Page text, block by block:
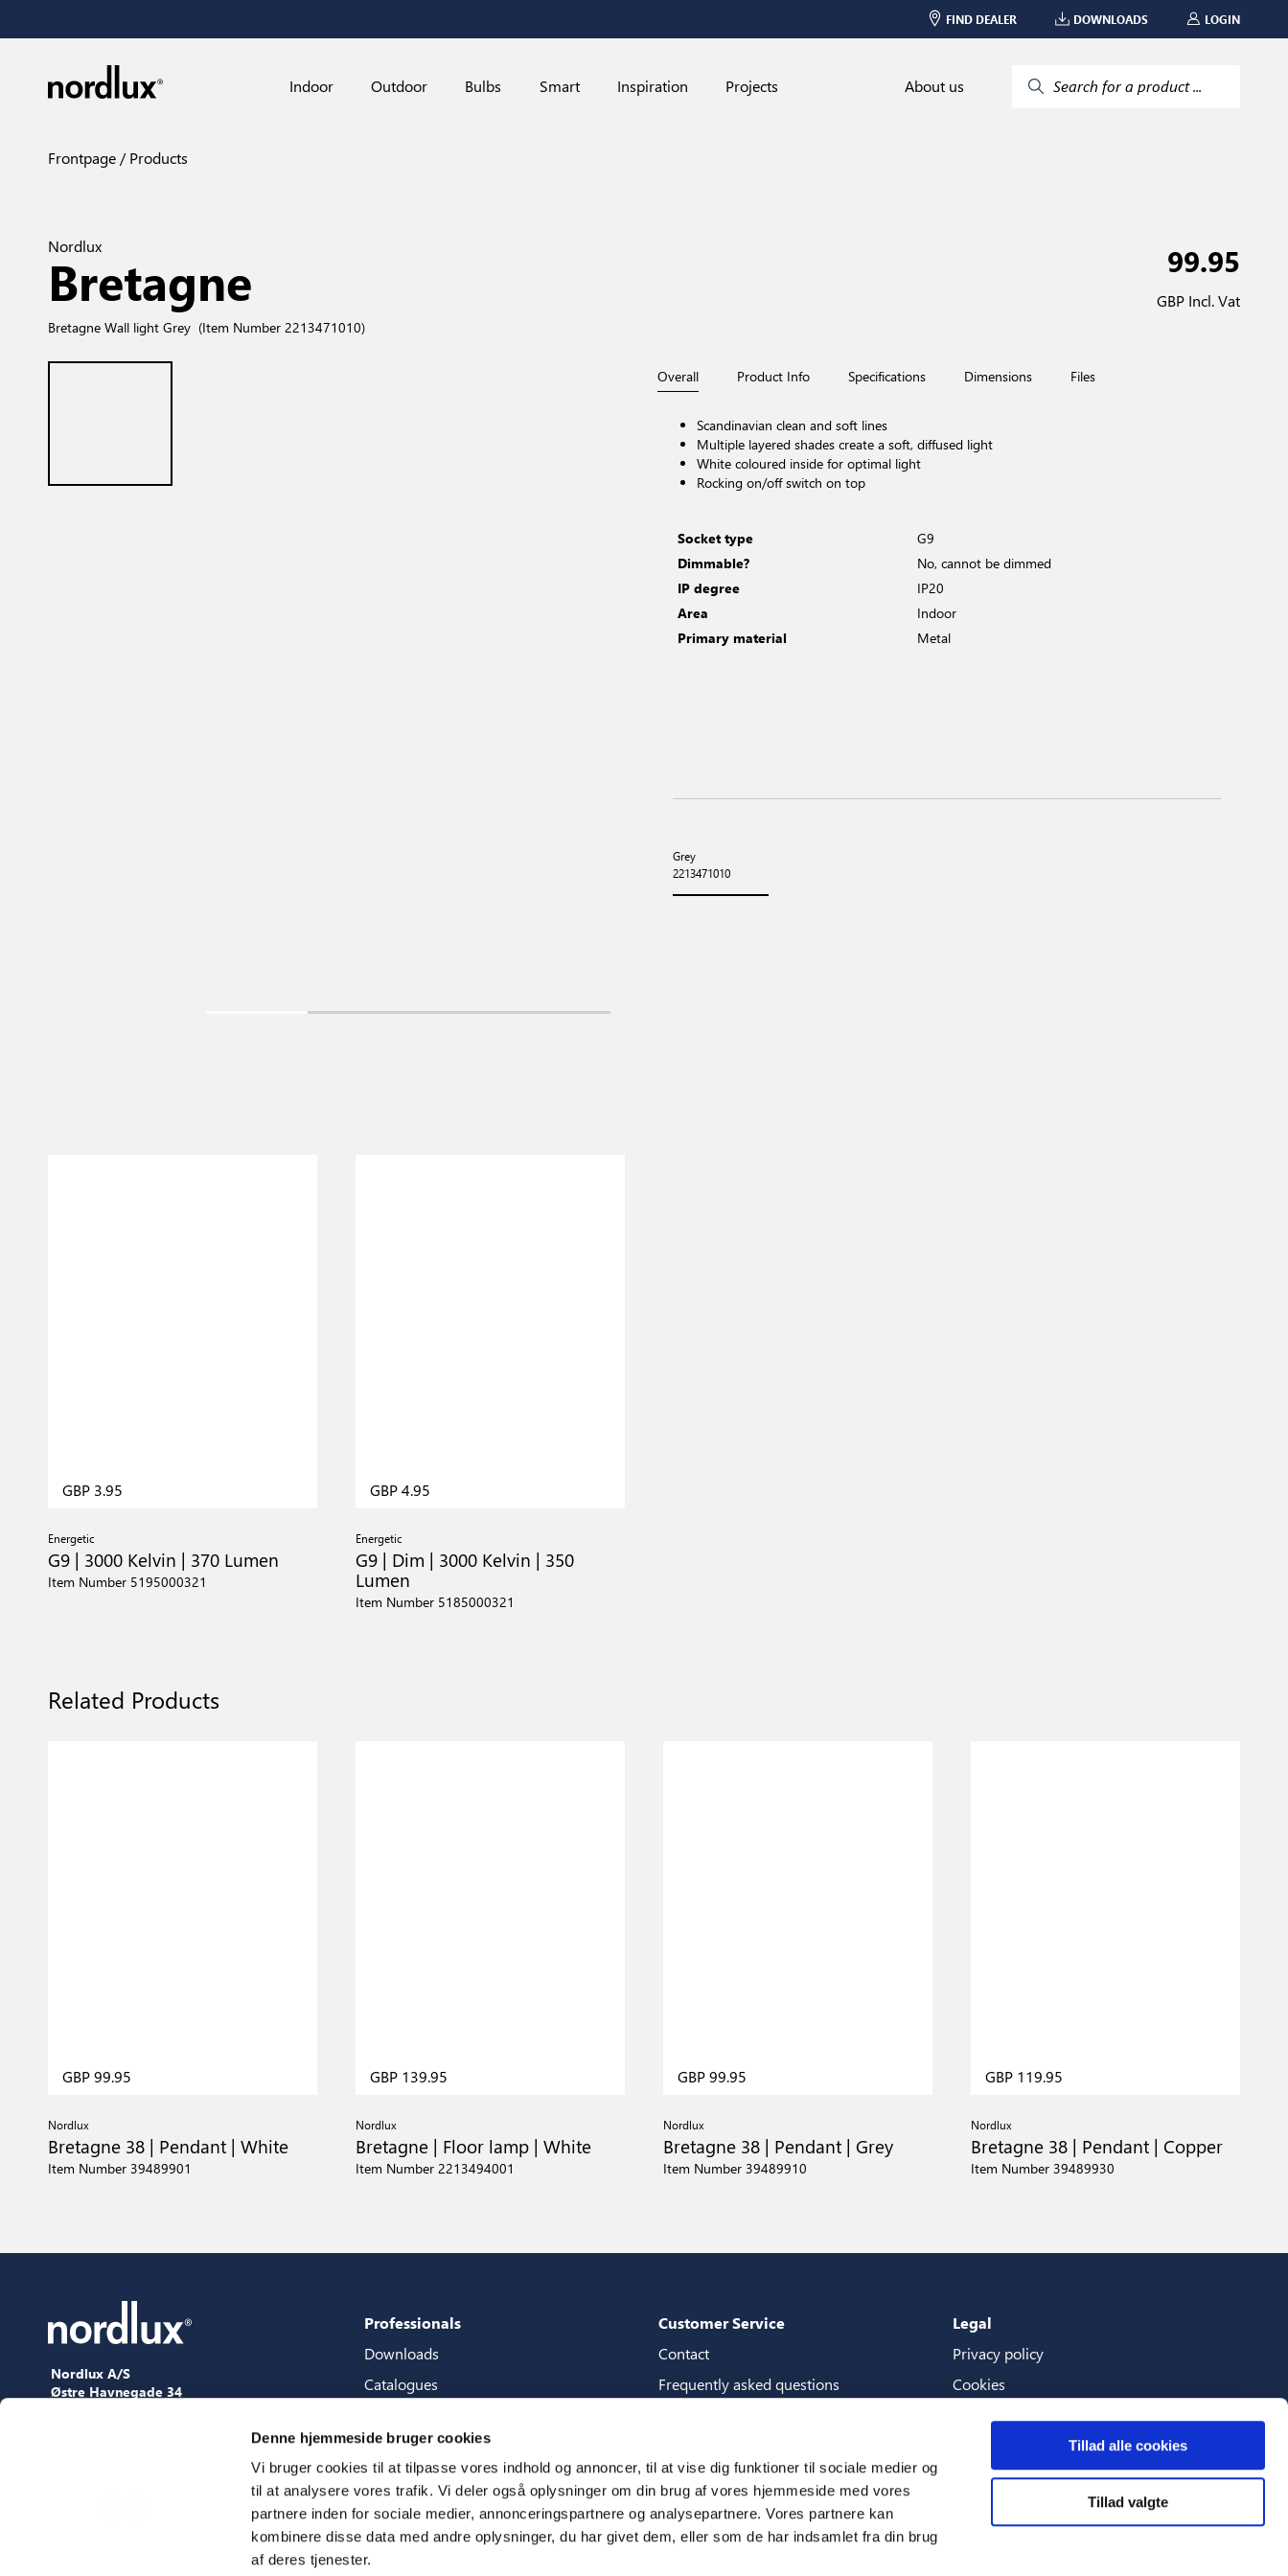
Denne hjemmeside bruger cookies
Vi bruger cookies til at tilpasse vores indhold og annoncer, til at vise dig funktioner til sociale medier og
til at analysere vores trafik. Vi deler også oplysninger om din brug af vores hjemmeside med vores
partnere inden for sociale medier, annonceringspartnere og analysepartnere. Vores partnere kan
kombinere disse data med andre oplysninger, du har givet dem, eller som de har indsamlet fra din brug
af deres tjenester.
Tillad alle cookies
Tillad valgte
FIND DEALER DOWNLOADS LOGIN
Indoor Outdoor Bulbs Smart Inspiration Projects About us Search for a product ...
Frontpage Products
Nordlux
Bretagne
Bretagne Wall light Grey (Item Number 2213471010)
99.95
GBP Incl. Vat
Overall Product Info Specifications Dimensions Files
Scandinavian clean and soft lines
Multiple layered shades create a soft, diffused light
White coloured inside for optimal light
Rocking on/off switch on top
Socket type
G9
Dimmable?
No, cannot be dimmed
IP degree
IP20
Area
Indoor
Primary material
Metal
Grey
2213471010
GBP 3.95
Energetic
G9 | 3000 Kelvin | 370 Lumen
Item Number 5195000321
GBP 4.95
Energetic
G9 | Dim | 3000 Kelvin | 350
Lumen
Item Number 5185000321
Related Products
GBP 99.95
Nordlux
Bretagne 38 | Pendant | White
Item Number 39489901
GBP 139.95
Nordlux
Bretagne | Floor lamp | White
Item Number 2213494001
GBP 99.95
Nordlux
Bretagne 38 | Pendant | Grey
Item Number 39489910
GBP 119.95
Nordlux
Bretagne 38 | Pendant | Copper
Item Number 39489930
Nordlux A/S
Østre Havnegade 34
Professionals
Downloads
Catalogues
Content store guide
3D files
Press
Showrooms
Fairs
Customer Service
Contact
Frequently asked questions
CSR
Legal
Privacy policy
Cookies